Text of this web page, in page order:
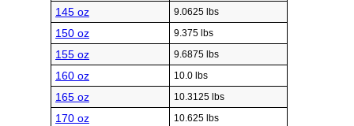
145 oz 9.0625 lbs
150 oz 9.375 lbs
155 oz 9.6875 lbs
160 oz 10.0 lbs
165 oz 10.3125 lbs
170 oz 10.625 lbs